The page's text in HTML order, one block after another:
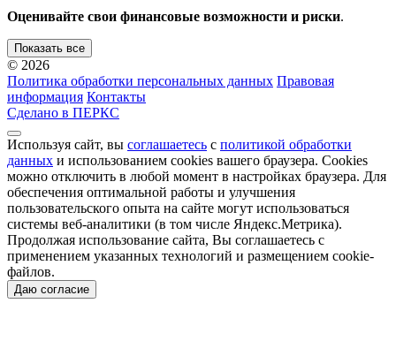
Оценивайте свои финансовые возможности и риски.
Показать все
© 2026
Политика обработки персональных данных Правовая
информация Контакты
Сделано в ПЕРКС
Используя сайт, вы соглашаетесь с политикой обработки
данных и использованием cookies вашего браузера. Cookies
можно отключить в любой момент в настройках браузера. Для
обеспечения оптимальной работы и улучшения
пользовательского опыта на сайте могут использоваться
системы веб-аналитики (в том числе Яндекс.Метрика).
Продолжая использование сайта, Вы соглашаетесь с
применением указанных технологий и размещением cookie-
файлов.
Даю согласие